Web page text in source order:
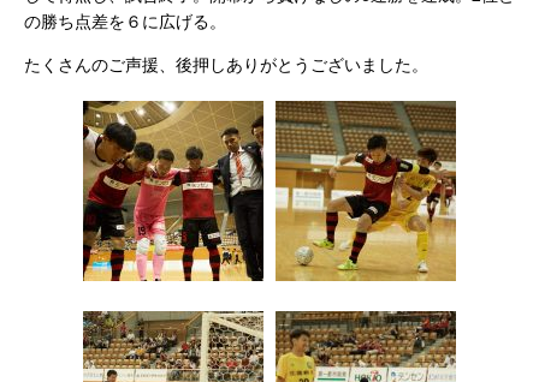
の勝ち点差を６に広げる。
たくさんのご声援、後押しありがとうございました。